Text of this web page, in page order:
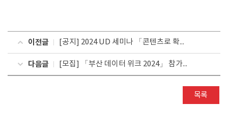
이전글 [공지] 2024 UD 세미나 「콘텐츠로 확장하는, 무한한 가능성에는 차별이 없다」
다음글 [모집] 「부산 데이터 위크 2024」 참가자 모집
목록